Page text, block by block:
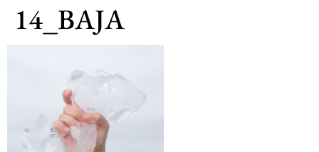
14_BAJA